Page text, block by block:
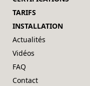
TARIFS
INSTALLATION
Actualités
Vidéos
FAQ
Contact